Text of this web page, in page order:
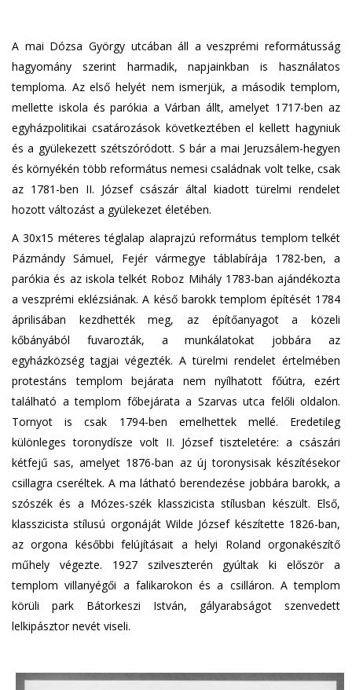
A mai Dózsa György utcában áll a veszprémi reformátusság
hagyomány szerint harmadik, napjainkban is használatos
temploma. Az első helyét nem ismerjük, a második templom,
mellette iskola és parókia a Várban állt, amelyet 1717-ben az
egyházpolitikai csatározások következtében el kellett hagyniuk
és a gyülekezett szétszóródott. S bár a mai Jeruzsálem-hegyen
és környékén több református nemesi családnak volt telke, csak
az 1781-ben II. József császár által kiadott türelmi rendelet
hozott változást a gyülekezet életében.
A 30x15 méteres téglalap alaprajzú református templom telkét
Pázmándy Sámuel, Fejér vármegye táblabírája 1782-ben, a
parókia és az iskola telkét Roboz Mihály 1783-ban ajándékozta
a veszprémi eklézsiának. A késő barokk templom építését 1784
áprilisában kezdhették meg, az építőanyagot a közeli
kőbányából fuvarozták, a munkálatokat jobbára az
egyházközség tagjai végezték. A türelmi rendelet értelmében
protestáns templom bejárata nem nyílhatott főútra, ezért
található a templom főbejárata a Szarvas utca felőli oldalon.
Tornyot is csak 1794-ben emelhettek mellé. Eredetileg
különleges toronydísze volt II. József tiszteletére: a császári
kétfejű sas, amelyet 1876-ban az új toronysisak készítésekor
csillagra cseréltek. A ma látható berendezése jobbára barokk, a
szószék és a Mózes-szék klasszicista stílusban készült. Első,
klasszicista stílusú orgonáját Wilde József készítette 1826-ban,
az orgona későbbi felújításait a helyi Roland orgonakészítő
műhely végezte. 1927 szilveszterén gyúltak ki először a
templom villanyégői a falikarokon és a csilláron. A templom
körüli park Bátorkeszi István, gályarabságot szenvedett
lelkipásztor nevét viseli.